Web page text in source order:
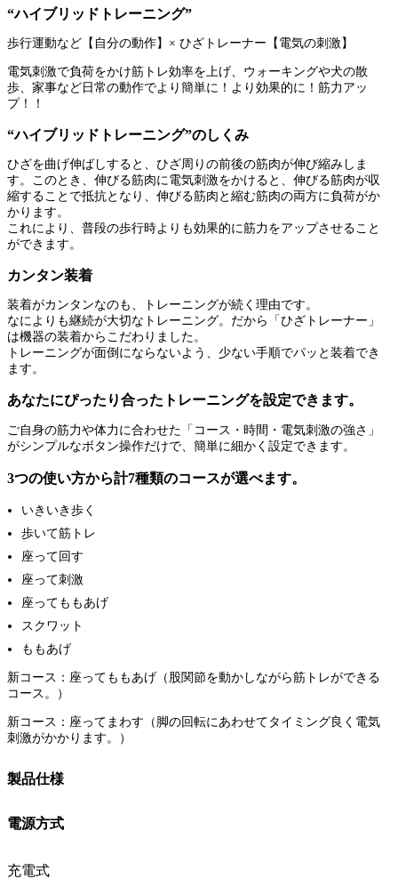
“ハイブリッドトレーニング”
歩行運動など【自分の動作】× ひざトレーナー【電気の刺激】
電気刺激で負荷をかけ筋トレ効率を上げ、ウォーキングや犬の散
歩、家事など日常の動作でより簡単に！より効果的に！筋力アッ
プ！！
“ハイブリッドトレーニング”のしくみ
ひざを曲げ伸ばしすると、ひざ周りの前後の筋肉が伸び縮みしま
す。このとき、伸びる筋肉に電気刺激をかけると、伸びる筋肉が収
縮することで抵抗となり、伸びる筋肉と縮む筋肉の両方に負荷がか
かります。
これにより、普段の歩行時よりも効果的に筋力をアップさせること
ができます。
カンタン装着
装着がカンタンなのも、トレーニングが続く理由です。
なによりも継続が大切なトレーニング。だから「ひざトレーナー」
は機器の装着からこだわりました。
トレーニングが面倒にならないよう、少ない手順でパッと装着でき
ます。
あなたにぴったり合ったトレーニングを設定できます。
ご自身の筋力や体力に合わせた「コース・時間・電気刺激の強さ」
がシンプルなボタン操作だけで、簡単に細かく設定できます。
3つの使い方から計7種類のコースが選べます。
いきいき歩く
歩いて筋トレ
座って回す
座って刺激
座ってももあげ
スクワット
ももあげ
新コース：座ってももあげ（股関節を動かしながら筋トレができる
コース。）
新コース：座ってまわす（脚の回転にあわせてタイミング良く電気
刺激がかかります。）
製品仕様
電源方式
充電式